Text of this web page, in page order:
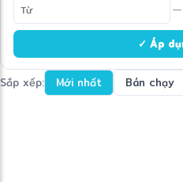
—
✓ Áp
Sắp xếp: Mới nhất Bán chạy